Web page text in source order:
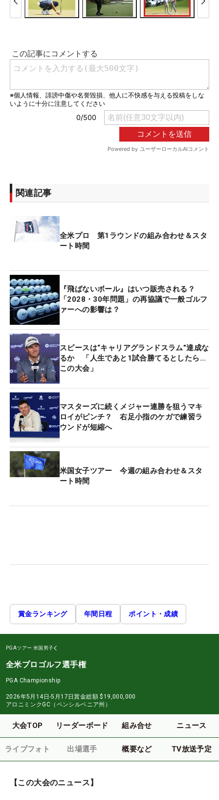
関連記事
全米プロ 第1ラウンドの組み合わせ＆スタ
ート時間
『飛ばないボール』はいつ販売される？
「2028・30年問題」の再協議で一般ゴルフ
ァーへの影響は？
スピースは“キャリアグランドスラム”達成な
るか 「人生であと1試合勝てるとしたら…
この大会」
マスターズに続くメジャー連勝を狙うマキ
ロイがピンチ？ 右足小指のケガで練習ラ
ウンドが短縮へ
米国女子ツアー 今週の組み合わせ＆スタ
ート時間
賞金ランキング 年間日程 ポイント・成績
PGAツアー 米国男子
全米プロゴルフ選手権
PGA Championship
2026年5月14日-5月17日賞金総額 $19,000,000
アロニミンクGC（ペンシルベニア州）
大会TOP リーダーボード 組み合せ ニュース
ライブフォト 出場選手 概要など TV放送予定
【この大会のニュース】